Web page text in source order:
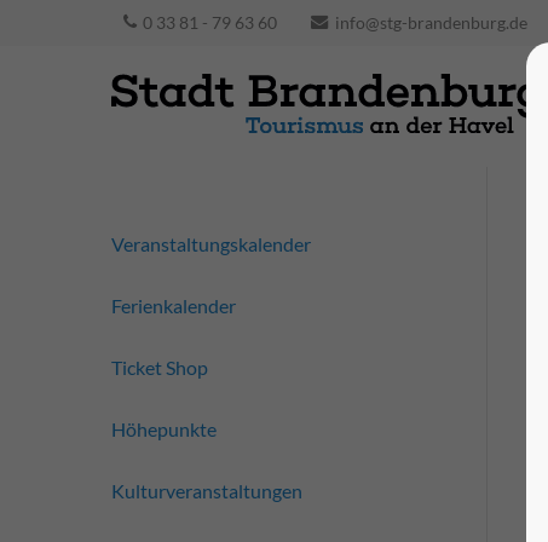
0 33 81 - 79 63 60 info@stg-brandenburg.de
Veranstaltungskalender
Ferienkalender
Ticket Shop
Höhepunkte
Kulturveranstaltungen